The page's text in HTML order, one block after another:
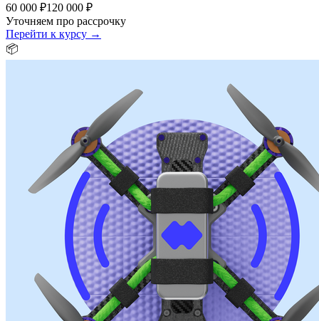
60 000 ₽120 000 ₽
Уточняем про рассрочку
Перейти к курсу →
📦